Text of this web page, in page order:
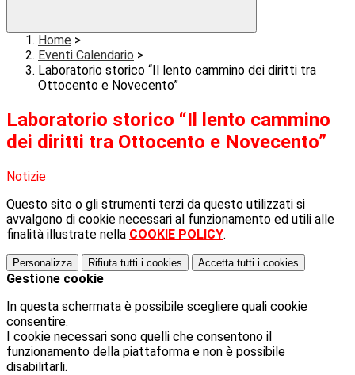
Home >
Eventi Calendario >
Laboratorio storico “Il lento cammino dei diritti tra
Ottocento e Novecento”
Laboratorio storico “Il lento cammino
dei diritti tra Ottocento e Novecento”
Notizie
Questo sito o gli strumenti terzi da questo utilizzati si
avvalgono di cookie necessari al funzionamento ed utili alle
finalità illustrate nella COOKIE POLICY.
Personalizza Rifiuta tutti i cookies Accetta tutti i cookies
Gestione cookie
In questa schermata è possibile scegliere quali cookie
consentire.
I cookie necessari sono quelli che consentono il
funzionamento della piattaforma e non è possibile
disabilitarli.